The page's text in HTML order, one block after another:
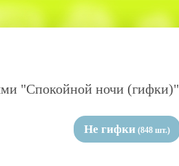
"Спокойной ночи (гифки)"
Не гифки(848 шт.)